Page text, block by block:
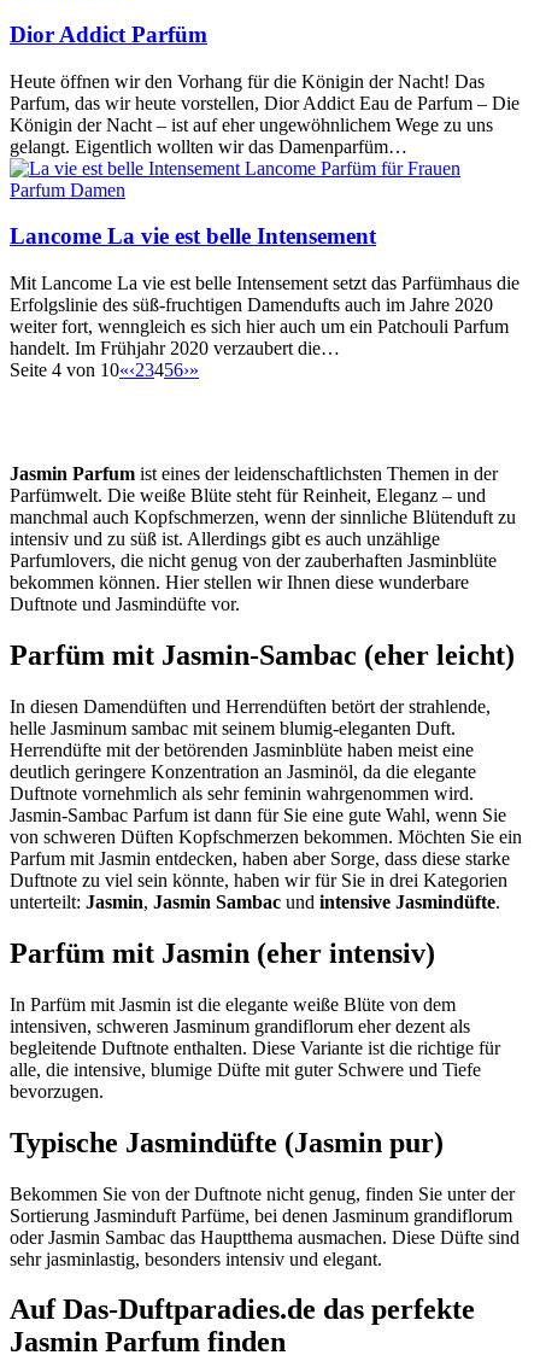
Dior Addict Parfüm
Heute öffnen wir den Vorhang für die Königin der Nacht! Das
Parfum, das wir heute vorstellen, Dior Addict Eau de Parfum – Die
Königin der Nacht – ist auf eher ungewöhnlichem Wege zu uns
gelangt. Eigentlich wollten wir das Damenparfüm…
Parfum Damen
Lancome La vie est belle Intensement
Mit Lancome La vie est belle Intensement setzt das Parfümhaus die
Erfolgslinie des süß-fruchtigen Damendufts auch im Jahre 2020
weiter fort, wenngleich es sich hier auch um ein Patchouli Parfum
handelt. Im Frühjahr 2020 verzaubert die…
Seite 4 von 10«‹23456›»
Jasmin Parfum ist eines der leidenschaftlichsten Themen in der
Parfümwelt. Die weiße Blüte steht für Reinheit, Eleganz – und
manchmal auch Kopfschmerzen, wenn der sinnliche Blütenduft zu
intensiv und zu süß ist. Allerdings gibt es auch unzählige
Parfumlovers, die nicht genug von der zauberhaften Jasminblüte
bekommen können. Hier stellen wir Ihnen diese wunderbare
Duftnote und Jasmindüfte vor.
Parfüm mit Jasmin-Sambac (eher leicht)
In diesen Damendüften und Herrendüften betört der strahlende,
helle Jasminum sambac mit seinem blumig-eleganten Duft.
Herrendüfte mit der betörenden Jasminblüte haben meist eine
deutlich geringere Konzentration an Jasminöl, da die elegante
Duftnote vornehmlich als sehr feminin wahrgenommen wird.
Jasmin-Sambac Parfum ist dann für Sie eine gute Wahl, wenn Sie
von schweren Düften Kopfschmerzen bekommen. Möchten Sie ein
Parfum mit Jasmin entdecken, haben aber Sorge, dass diese starke
Duftnote zu viel sein könnte, haben wir für Sie in drei Kategorien
unterteilt: Jasmin, Jasmin Sambac und intensive Jasmindüfte.
Parfüm mit Jasmin (eher intensiv)
In Parfüm mit Jasmin ist die elegante weiße Blüte von dem
intensiven, schweren Jasminum grandiflorum eher dezent als
begleitende Duftnote enthalten. Diese Variante ist die richtige für
alle, die intensive, blumige Düfte mit guter Schwere und Tiefe
bevorzugen.
Typische Jasmindüfte (Jasmin pur)
Bekommen Sie von der Duftnote nicht genug, finden Sie unter der
Sortierung Jasminduft Parfüme, bei denen Jasminum grandiflorum
oder Jasmin Sambac das Hauptthema ausmachen. Diese Düfte sind
sehr jasminlastig, besonders intensiv und elegant.
Auf Das-Duftparadies.de das perfekte
Jasmin Parfum finden